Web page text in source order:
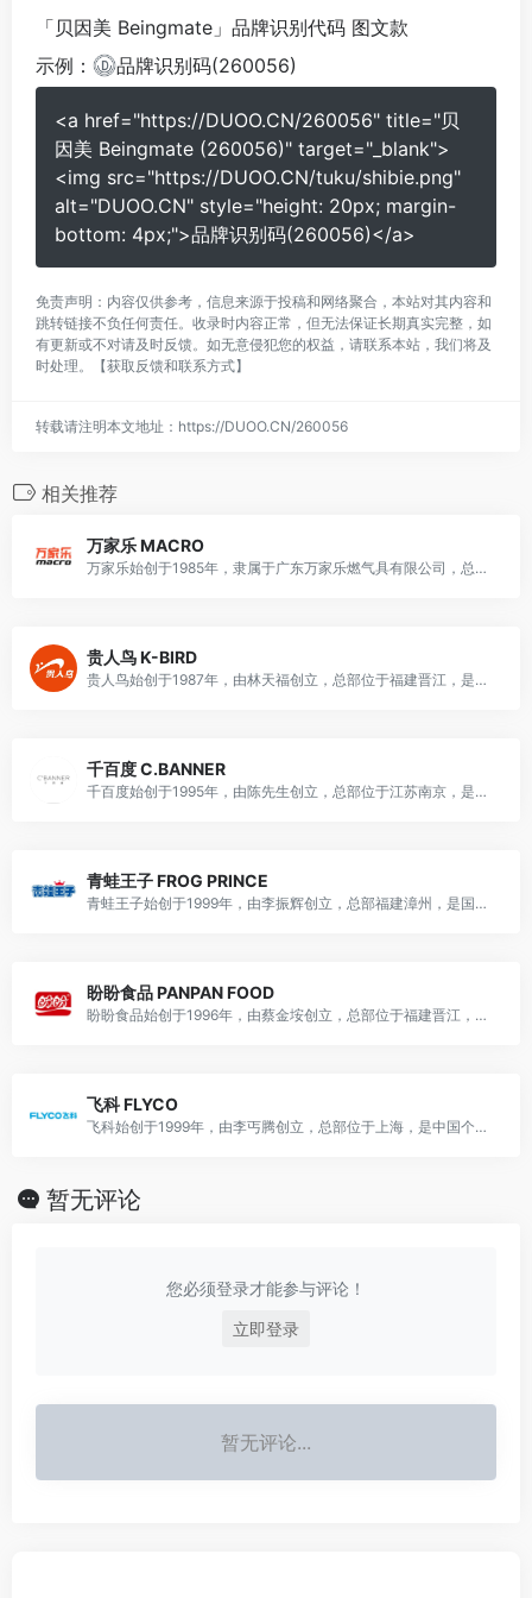
「贝因美 Beingmate」品牌识别代码 图文款
示例：
品牌识别码(260056)
<a href="https://DUOO.CN/260056" title="贝
因美 Beingmate (260056)" target="_blank">
<img src="https://DUOO.CN/tuku/shibie.png"
alt="DUOO.CN" style="height: 20px; margin-
bottom: 4px;">品牌识别码(260056)</a>
免责声明：内容仅供参考，信息来源于投稿和网络聚合，本站对其内容和
跳转链接不负任何责任。收录时内容正常，但无法保证长期真实完整，如
有更新或不对请及时反馈。如无意侵犯您的权益，请联系本站，我们将及
时处理。
【获取反馈和联系方式】
转载请注明本文地址： https://DUOO.CN/260056
相关推荐
万家乐 MACRO
万家乐始创于1985年，隶属于广东万家乐燃气具有限公司，总部广东佛山顺德，是国民厨卫热能龙头品牌，主营热水、厨电、采暖、净水等智能家居电器设备。
贵人鸟 K-BIRD
贵人鸟始创于1987年，由林天福创立，总部位于福建晋江，是中国知名国货运动品牌，主营运动鞋、运动服装及相关配饰产品。
千百度 C.BANNER
千百度始创于1995年，由陈先生创立，总部位于江苏南京，是国民知名鞋履品牌，主营男女鞋、童鞋、手袋等产品，兼具多元业务，是国内中高档鞋履行业龙头品牌。
青蛙王子 FROG PRINCE
青蛙王子始创于1999年，由李振辉创立，总部福建漳州，是国民儿童护理龙头品牌，主营儿童护肤、洗沐、口腔护理等产品，隶属于港交所上市企业（股票代码：01259.HK）。
盼盼食品 PANPAN FOOD
盼盼食品始创于1996年，由蔡金垵创立，总部位于福建晋江，是国民知名休闲食品品牌，主营烘焙、膨化、饮料等休闲食品，兼具多元业务，是国家农业产业化重点龙头企业。
飞科 FLYCO
飞科始创于1999年，由李丐腾创立，总部位于上海，是中国个人护理小家电龙头国货品牌，主营电动剃须刀、电吹风等个人护理产品。
暂无评论
您必须登录才能参与评论！
立即登录
暂无评论...